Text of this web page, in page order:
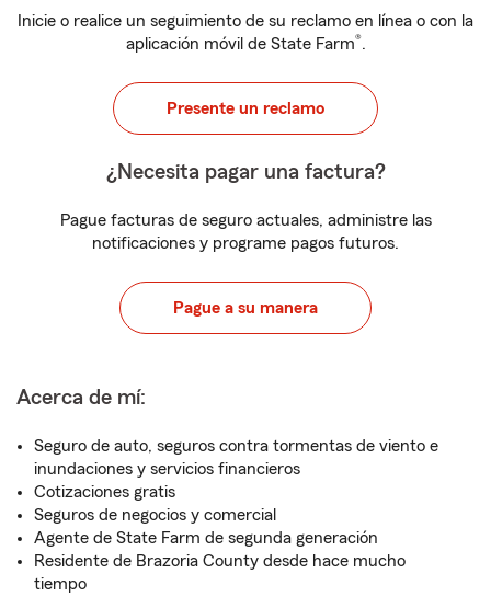
Inicie o realice un seguimiento de su reclamo en línea o con la
aplicación móvil de State Farm®.
Presente un reclamo
¿Necesita pagar una factura?
Pague facturas de seguro actuales, administre las
notificaciones y programe pagos futuros.
Pague a su manera
Acerca de mí:
Seguro de auto, seguros contra tormentas de viento e
inundaciones y servicios financieros
Cotizaciones gratis
Seguros de negocios y comercial
Agente de State Farm de segunda generación
Residente de Brazoria County desde hace mucho
tiempo